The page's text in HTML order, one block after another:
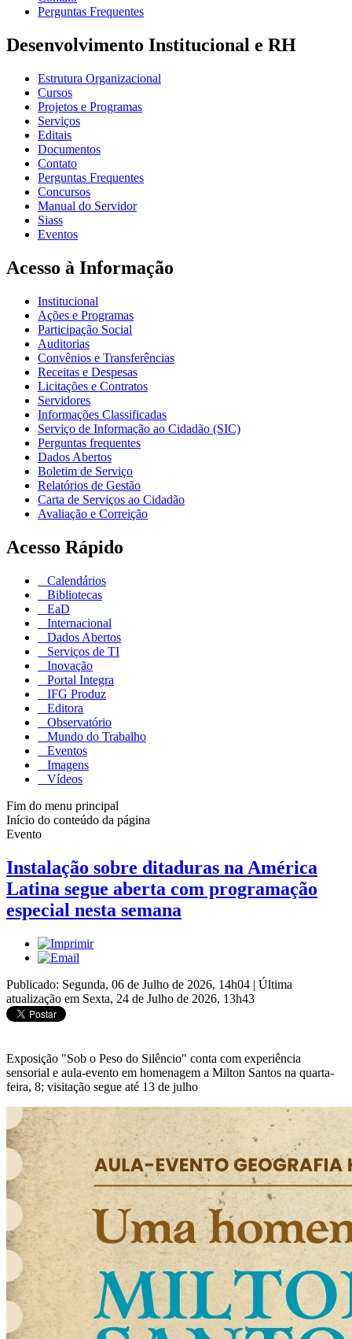
Perguntas Frequentes
Desenvolvimento Institucional e RH
Estrutura Organizacional
Cursos
Projetos e Programas
Serviços
Editais
Documentos
Contato
Perguntas Frequentes
Concursos
Manual do Servidor
Siass
Eventos
Acesso à Informação
Institucional
Ações e Programas
Participação Social
Auditorias
Convênios e Transferências
Receitas e Despesas
Licitações e Contratos
Servidores
Informações Classificadas
Serviço de Informação ao Cidadão (SIC)
Perguntas frequentes
Dados Abertos
Boletim de Serviço
Relatórios de Gestão
Carta de Serviços ao Cidadão
Avaliação e Correição
Acesso Rápido
Calendários
Bibliotecas
EaD
Internacional
Dados Abertos
Serviços de TI
Inovação
Portal Integra
IFG Produz
Editora
Observatório
Mundo do Trabalho
Eventos
Imagens
Vídeos
Fim do menu principal
Início do conteúdo da página
Evento
Instalação sobre ditaduras na América
Latina segue aberta com programação
especial nesta semana
Publicado: Segunda, 06 de Julho de 2026, 14h04 | Última
atualização em Sexta, 24 de Julho de 2026, 13h43
Exposição "Sob o Peso do Silêncio" conta com experiência
sensorial e aula-evento em homenagem a Milton Santos na quarta-
feira, 8; visitação segue até 13 de julho